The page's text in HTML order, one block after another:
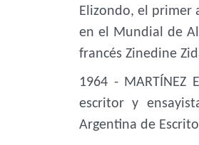
Elizondo, el
en el Mundial de
francés Zinedine
1964 -
escritor y
Argentina de